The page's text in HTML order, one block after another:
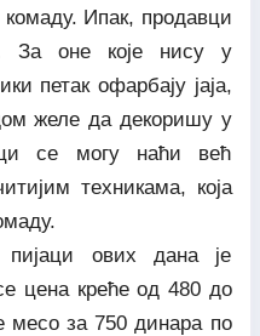
Ипак, продавци
За оне које нису у
петак офарбају јаја,
желе да декоришу у
се могу наћи већ
техникама, која
ових дана је
цена креће од 480 до
месо за 750 динара по